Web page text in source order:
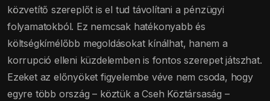
közvetítő szereplőt is el tud távolítani a pénzügyi
folyamatokból. Ez nemcsak hatékonyabb és
költségkímélőbb megoldásokat kínálhat, hanem a
korrupció elleni küzdelemben is fontos szerepet játszhat.
Ezeket az előnyöket figyelembe véve nem csoda, hogy
egyre több ország – köztük a Cseh Köztársaság –